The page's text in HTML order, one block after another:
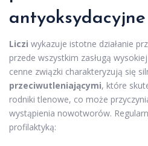
Liczi wykazuje istotne działanie
przede wszystkim zasługą
cenne związki charakteryzują się
przeciwutleniającymi, które
rodniki tlenowe, co może
wystąpienia nowotworów.
profilaktyką: